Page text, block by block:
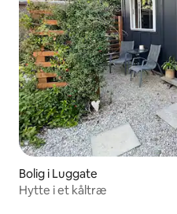
Bolig i Luggate
Hytte i et kåltræ